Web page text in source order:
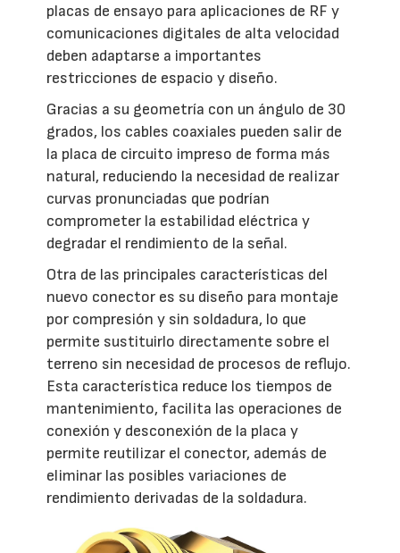
placas de ensayo para aplicaciones de RF y
comunicaciones digitales de alta velocidad
deben adaptarse a importantes
restricciones de espacio y diseño.
Gracias a su geometría con un ángulo de 30
grados, los cables coaxiales pueden salir de
la placa de circuito impreso de forma más
natural, reduciendo la necesidad de realizar
curvas pronunciadas que podrían
comprometer la estabilidad eléctrica y
degradar el rendimiento de la señal.
Otra de las principales características del
nuevo conector es su diseño para montaje
por compresión y sin soldadura, lo que
permite sustituirlo directamente sobre el
terreno sin necesidad de procesos de reflujo.
Esta característica reduce los tiempos de
mantenimiento, facilita las operaciones de
conexión y desconexión de la placa y
permite reutilizar el conector, además de
eliminar las posibles variaciones de
rendimiento derivadas de la soldadura.